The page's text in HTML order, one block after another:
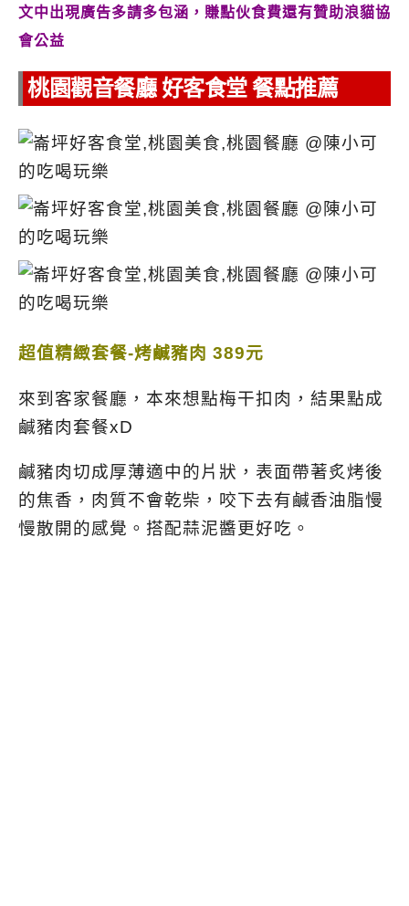
文中出現廣告多請多包涵，賺點伙食費還有贊助浪貓協
會公益
桃園觀音餐廳 好客食堂 餐點推薦
超值精緻套餐-烤鹹豬肉 389元
來到客家餐廳，本來想點梅干扣肉，結果點成
鹹豬肉套餐xD
鹹豬肉切成厚薄適中的片狀，表面帶著炙烤後
的焦香，肉質不會乾柴，咬下去有鹹香油脂慢
慢散開的感覺。搭配蒜泥醬更好吃。